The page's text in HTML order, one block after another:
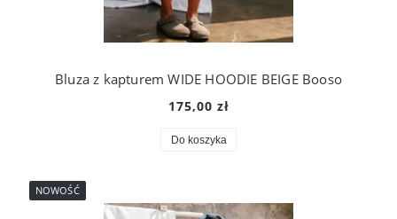
Bluza z kapturem WIDE HOODIE BEIGE Booso
175,00 zł
Do koszyka
NOWOŚĆ